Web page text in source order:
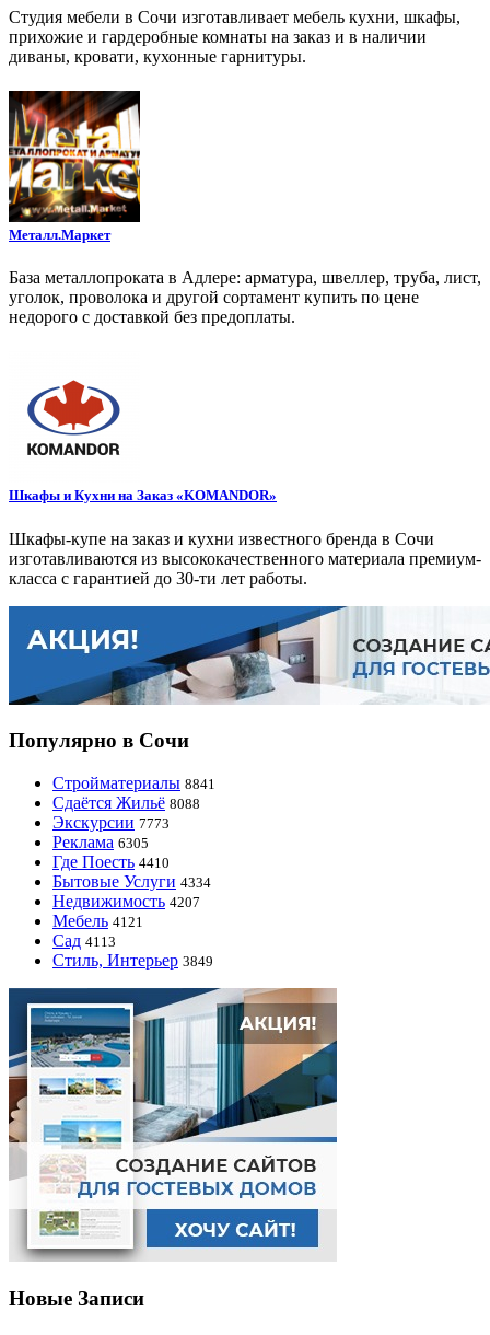
Студия мебели в Сочи изготавливает мебель кухни, шкафы,
прихожие и гардеробные комнаты на заказ и в наличии
диваны, кровати, кухонные гарнитуры.
Металл.Маркет
База металлопроката в Адлере: арматура, швеллер, труба, лист,
уголок, проволока и другой сортамент купить по цене
недорого с доставкой без предоплаты.
Шкафы и Кухни на Заказ «KOMANDOR»
Шкафы-купе на заказ и кухни известного бренда в Сочи
изготавливаются из высококачественного материала премиум-
класса с гарантией до 30-ти лет работы.
Популярно в Сочи
Стройматериалы 8841
Сдаётся Жильё 8088
Экскурсии 7773
Реклама 6305
Где Поесть 4410
Бытовые Услуги 4334
Недвижимость 4207
Мебель 4121
Сад 4113
Стиль, Интерьер 3849
Новые Записи